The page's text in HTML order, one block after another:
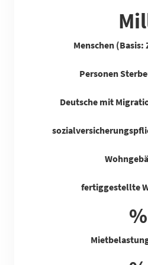
Menschen (Basis:
Personen
Deutsche mit
fertiggestellte
%